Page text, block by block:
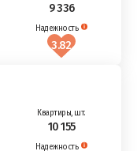
9 336
3.82
10 155